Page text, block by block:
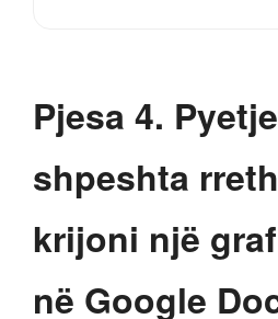
Pjesa 4.
shpeshta
krijoni një
në Google